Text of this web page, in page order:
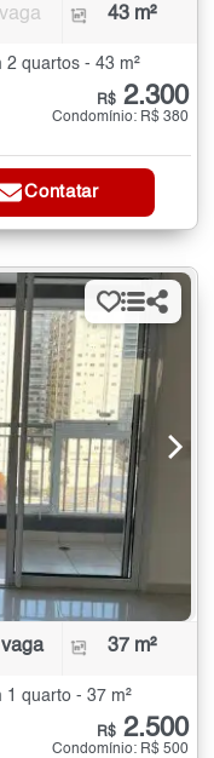
43 m²
2 quartos - 43 m²
R$ 2.300
Condomínio: R$ 380
Contatar
37 m²
1 quarto - 37 m²
R$ 2.500
Condomínio: R$ 500